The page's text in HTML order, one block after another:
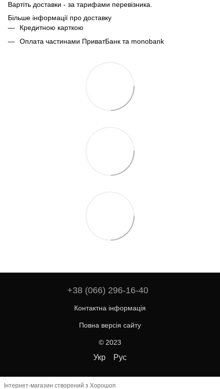
Вартіть доставки - за тарифами перевізника.
Більше інформації про доставку
Кредитною карткою
Оплата частинами ПриватБанк та monobank
+38 (066) 296-16-40
Контактна інформація
Повна версія сайту
© 2023
Укр Рус
Інтернет-магазин створений з Хорошоп